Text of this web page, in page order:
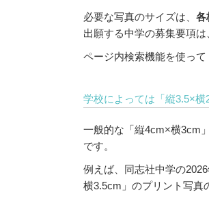
必要な写真のサイズは、 各
出願する中学の募集要項
ページ内検索機能を使っ
学校によっては「縦3.5×
一般的な「縦4cm×横3cm
です。
例えば、同志社中学の
横3.5cm」のプリント写真